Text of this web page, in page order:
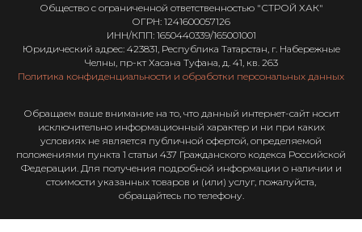
Общество с ограниченной ответственностью "СТРОЙ ХАК"
ОГРН: 1241600057126
ИНН/КПП: 1650440339/165001001
Юридический адрес: 423831, Республика Татарстан, г. Набережные
Челны, пр-кт Хасана Туфана, д. 41, кв. 263
Политика конфиденциальности и обработки персональных данных
Обращаем ваше внимание на то, что данный интернет-сайт носит
исключительно информационный характер и ни при каких
условиях не является публичной офертой, определяемой
положениями пункта 1 статьи 437 Гражданского кодекса Российской
Федерации. Для получения подробной информации о наличии и
стоимости указанных товаров и (или) услуг, пожалуйста,
обращайтесь по телефону.